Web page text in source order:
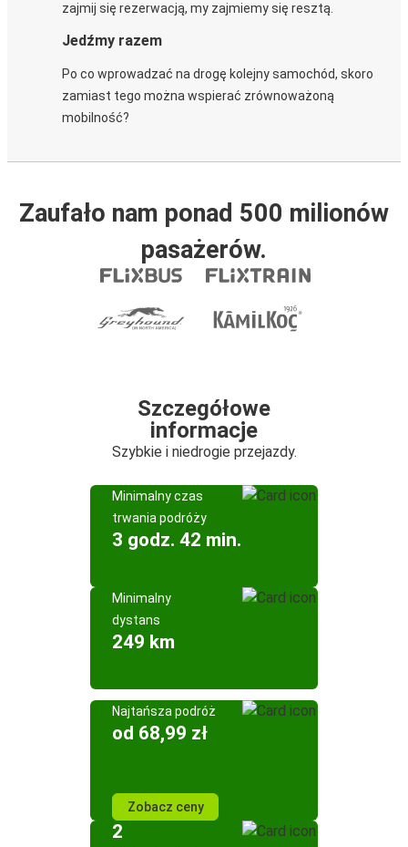
zajmij się rezerwacją, my zajmiemy się resztą.
Jedźmy razem
Po co wprowadzać na drogę kolejny samochód, skoro
zamiast tego można wspierać zrównoważoną
mobilność?
Zaufało nam ponad 500 milionów
pasażerów.
Szczegółowe
informacje
Szybkie i niedrogie przejazdy.
Minimalny czas
trwania podróży
3 godz. 42 min.
Minimalny
dystans
249 km
Najtańsza podróż
od 68,99 zł
Zobacz ceny
2